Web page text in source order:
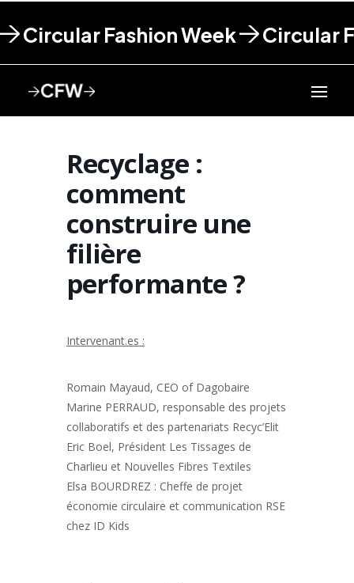
Circular Fashion Week Circular
Recyclage :
comment
construire une
filière
performante ?
Intervenant.es :
Romain Mayaud, CEO of Dagobaire
Marine PERRAUD, responsable des projets
collaboratifs et des partenariats Recyc’Elit
Eric Boel, Président Les Tissages de
Charlieu et Nouvelles Fibres Textiles
Elsa BOURDREZ : Cheffe de projet
économie circulaire et communication RSE
chez ID Kids